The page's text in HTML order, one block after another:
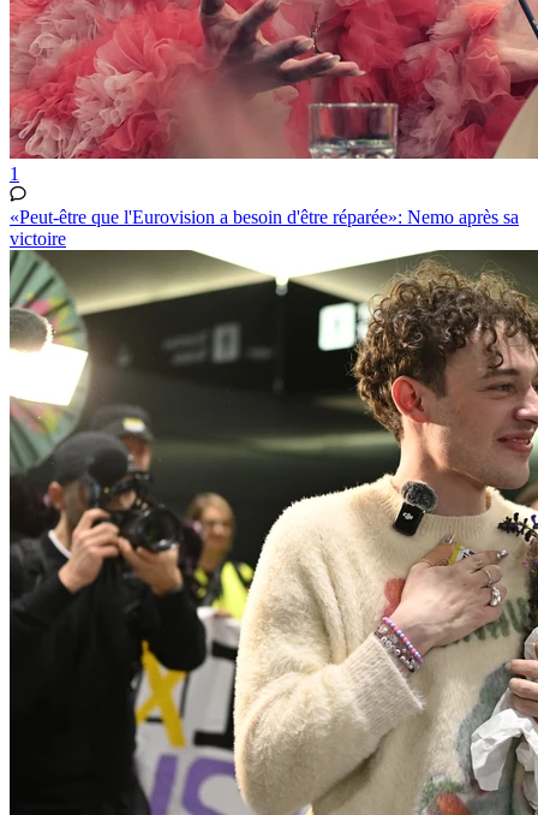
1
«Peut-être que l'Eurovision a besoin d'être réparée»: Nemo après sa
victoire